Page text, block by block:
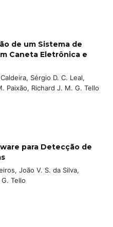
de um Sistema de
Caneta Eletrônica e
Sérgio D. C. Leal,
Paixão, Richard J. M. G. Tello
para Detecção de
João V. S. da Silva,
Tello